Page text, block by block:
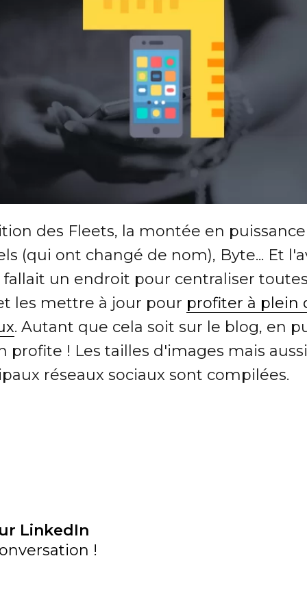
des Fleets, la montée en
(qui ont changé de nom), Byte... Et
fallait un endroit pour centraliser
les mettre à jour pour profiter à plein
. Autant que cela soit sur le blog, en
profite ! Les tailles d'images mais
réseaux sociaux sont compilées.
LinkedIn
!